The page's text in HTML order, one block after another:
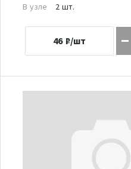
В узле
2 шт.
46 ₽/шт